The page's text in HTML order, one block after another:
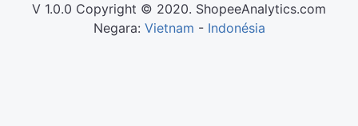
V 1.0.0 Copyright © 2020. ShopeeAnalytics.com
Negara: Vietnam - Indonésia